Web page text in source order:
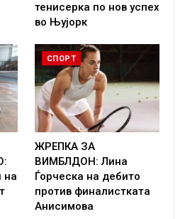
тенисерка по нов успех
во Њујорк
на
СПОРТ
ЖРЕПКА ЗА
ВИМБЛДОН: Лина
Ѓорческа на дебито
против финалистката
Анисимова